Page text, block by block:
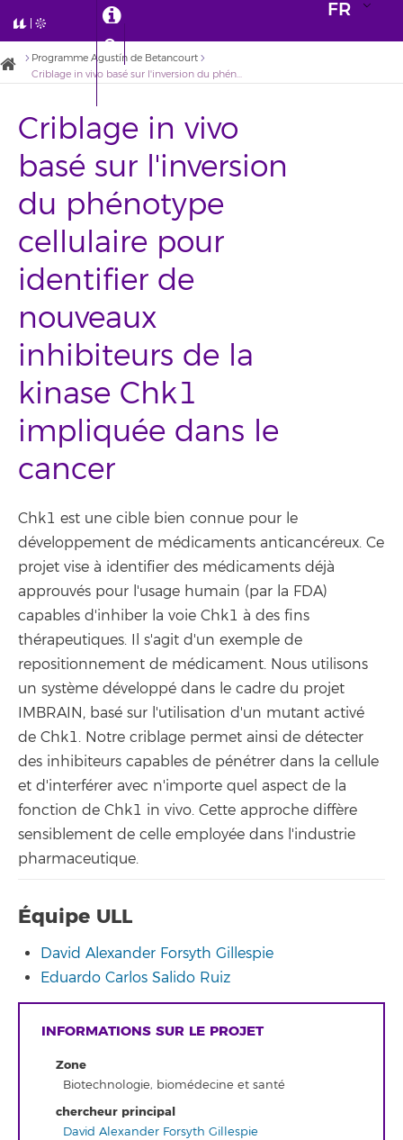
FR
Programme Agustín de Betancourt
Criblage in vivo basé sur l'inversion du phénotype cellulaire pour identifier de nouveaux inhibiteurs de la kinase Chk1 impliquée dans le cancer
Criblage in vivo
basé sur l'inversion
du phénotype
cellulaire pour
identifier de
nouveaux
inhibiteurs de la
kinase Chk1
impliquée dans le
cancer
Chk1 est une cible bien connue pour le
développement de médicaments anticancéreux. Ce
projet vise à identifier des médicaments déjà
approuvés pour l'usage humain (par la FDA)
capables d'inhiber la voie Chk1 à des fins
thérapeutiques. Il s'agit d'un exemple de
repositionnement de médicament. Nous utilisons
un système développé dans le cadre du projet
IMBRAIN, basé sur l'utilisation d'un mutant activé
de Chk1. Notre criblage permet ainsi de détecter
des inhibiteurs capables de pénétrer dans la cellule
et d'interférer avec n'importe quel aspect de la
fonction de Chk1 in vivo. Cette approche diffère
sensiblement de celle employée dans l'industrie
pharmaceutique.
Équipe ULL
David Alexander Forsyth Gillespie
Eduardo Carlos Salido Ruiz
INFORMATIONS SUR LE PROJET
Zone
Biotechnologie, biomédecine et santé
chercheur principal
David Alexander Forsyth Gillespie